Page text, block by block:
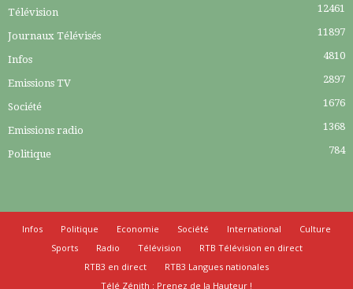
Télévision 12461
Journaux Télévisés 11897
Infos 4810
Emissions TV 2897
Société 1676
Emissions radio 1368
Politique 784
Infos Politique Economie Société International
Culture
Sports
Radio Télévision
RTB Télévision en direct
RTB3 en direct
RTB3 Langues nationales
Télé Zénith : Prenez de la Hauteur !